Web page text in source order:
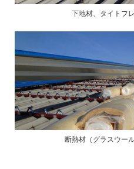
下地材、タイトフ
断熱材（グラスウー